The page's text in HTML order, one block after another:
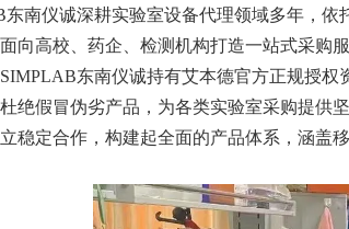
南仪诚深耕实验室设备代理领域多年，
向高校、药企、检测机构打造一站式采购
东南仪诚持有艾本德官方正规授
绝假冒伪劣产品，为各类实验室采购提
稳定合作，构建起全面的产品体系，涵